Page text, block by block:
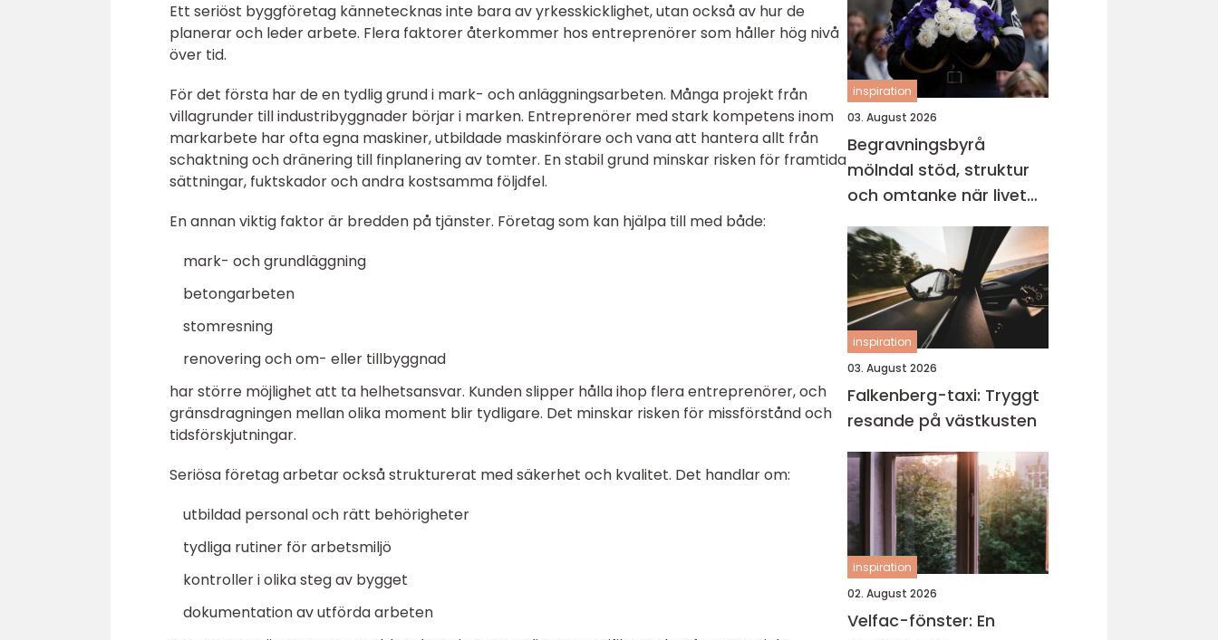
Ett seriöst byggföretag kännetecknas inte bara av yrkesskicklighet, utan också av hur de
planerar och leder arbete. Flera faktorer återkommer hos entreprenörer som håller hög nivå
över tid.
För det första har de en tydlig grund i mark- och anläggningsarbeten. Många projekt från
villagrunder till industribyggnader börjar i marken. Entreprenörer med stark kompetens inom
markarbete har ofta egna maskiner, utbildade maskinförare och vana att hantera allt från
schaktning och dränering till finplanering av tomter. En stabil grund minskar risken för framtida
sättningar, fuktskador och andra kostsamma följdfel.
En annan viktig faktor är bredden på tjänster. Företag som kan hjälpa till med både:
mark- och grundläggning
betongarbeten
stomresning
renovering och om- eller tillbyggnad
har större möjlighet att ta helhetsansvar. Kunden slipper hålla ihop flera entreprenörer, och
gränsdragningen mellan olika moment blir tydligare. Det minskar risken för missförstånd och
tidsförskjutningar.
Seriösa företag arbetar också strukturerat med säkerhet och kvalitet. Det handlar om:
utbildad personal och rätt behörigheter
tydliga rutiner för arbetsmiljö
kontroller i olika steg av bygget
dokumentation av utförda arbeten
inspiration
03. August 2026
Begravningsbyrå
mölndal stöd, struktur
och omtanke när livet
vänder
inspiration
03. August 2026
Falkenberg-taxi: Tryggt
resande på västkusten
inspiration
02. August 2026
Velfac-fönster: En